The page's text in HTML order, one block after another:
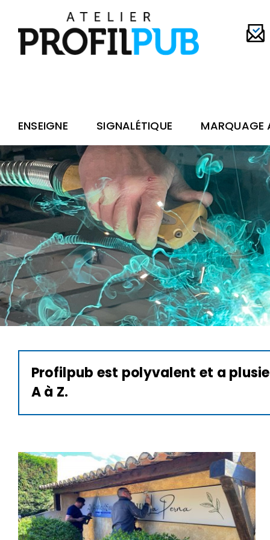
contenu
ENSEIGNE SIGNALÉTIQUE MARQUAGE
Profilpub est polyvalent et a
A à Z.